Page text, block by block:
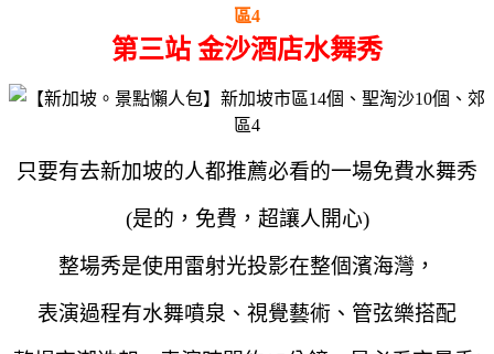
第三站 金沙酒店水舞秀
只要有去新加坡的人都推薦必看的一場免費水舞秀
(是的，免費，超讓人開心)
整場秀是使用雷射光投影在整個濱海灣，
表演過程有水舞噴泉、視覺藝術、管弦樂搭配